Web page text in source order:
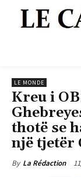
LE MONDE
Kreu i
thotë se
një tjetër
By La Rédaction